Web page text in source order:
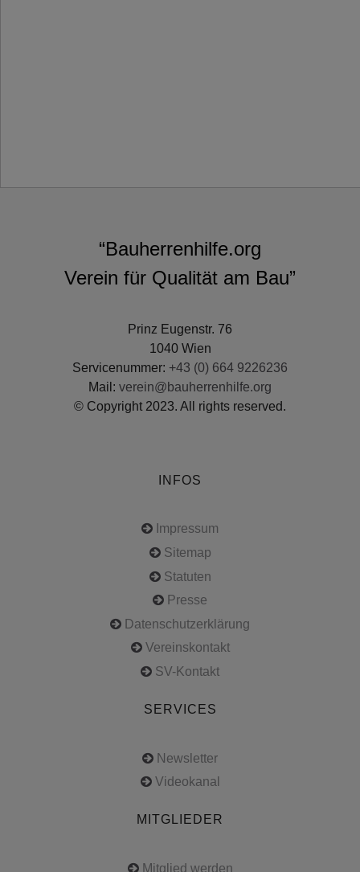
“Bauherrenhilfe.org
Verein für Qualität am Bau”
Prinz Eugenstr. 76
1040 Wien
Servicenummer: +43 (0) 664 9226236
Mail: verein@bauherrenhilfe.org
© Copyright 2023. All rights reserved.
INFOS
Impressum
Sitemap
Statuten
Presse
Datenschutzerklärung
Vereinskontakt
SV-Kontakt
SERVICES
Newsletter
Videokanal
MITGLIEDER
Mitglied werden